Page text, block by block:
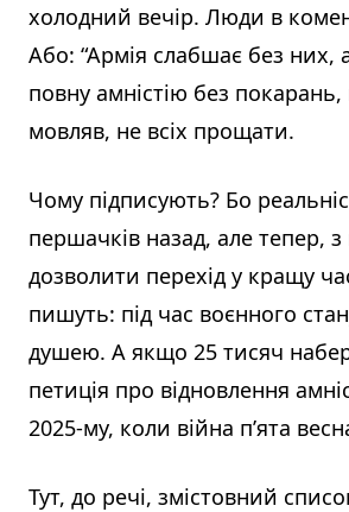
холодний вечір. Люди в
Або: “Армія слабшає без них,
повну амністію без
мовляв, не всіх прощати.
Чому підписують? Бо
першачків назад, але тепер,
дозволити перехід у кращу
пишуть: під час воєнного
душею. А якщо 25 тисяч
петиція про відновлення
2025-му, коли війна п’ята
Тут, до речі, змістовний